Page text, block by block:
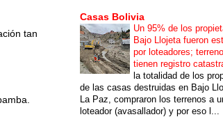
tan
Casas Bolivia
Un 95% de los
Bajo Llojeta fueron
por loteadores;
tienen registro
la totalidad de los
de las casas destruidas en Bajo
La Paz, compraron los terrenos a
loteador (avasallador) y por eso l...